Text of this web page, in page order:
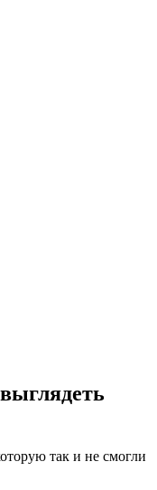
так и не смогли